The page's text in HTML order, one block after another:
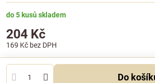
do 5 kusů skladem
204 Kč
169 Kč bez DPH
Do